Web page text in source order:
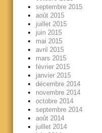
septembre 2015
août 2015
juillet 2015
juin 2015
mai 2015
avril 2015
mars 2015
février 2015
janvier 2015
décembre 2014
novembre 2014
octobre 2014
septembre 2014
août 2014
juillet 2014